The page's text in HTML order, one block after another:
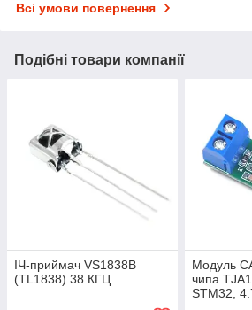
Всі умови повернення
Подібні товари компанії
ІЧ-приймач VS1838B
(TL1838) 38 КГЦ
Модуль
чипа
STM32,